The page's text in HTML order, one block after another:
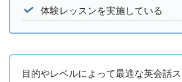
体験レッスンを実施している
目的やレベルによって最適な英会話ス